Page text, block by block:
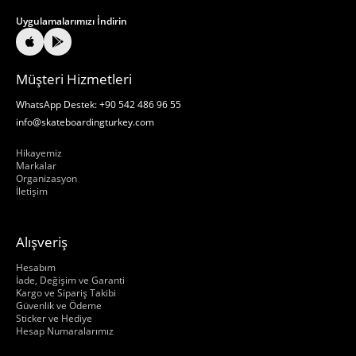
Uygulamalarımızı İndirin
Müşteri Hizmetleri
WhatsApp Destek: +90 542 486 96 55
info@skateboardingturkey.com
Hikayemiz
Markalar
Organizasyon
İletişim
Alışveriş
Hesabım
İade, Değişim ve Garanti
Kargo ve Sipariş Takibi
Güvenlik ve Ödeme
Sticker ve Hediye
Hesap Numaralarımız